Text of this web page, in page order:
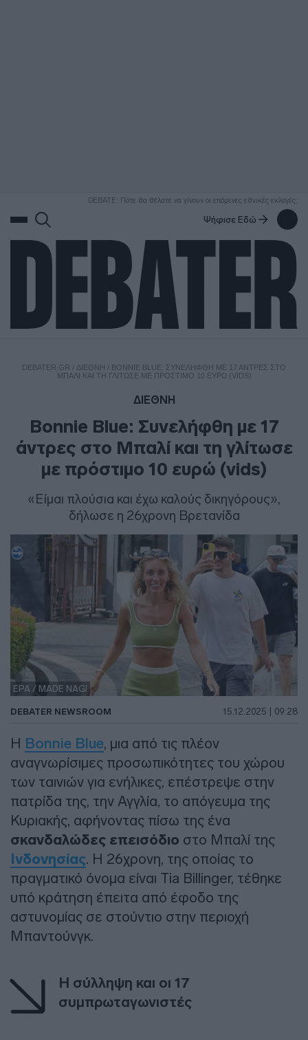
DEBATE: Πότε θα θέλατε να γίνουν οι επόμενες εθνικές εκλογές;
Ψήφισε Εδώ
DEBATER.GR / ΔΙΕΘΝΗ / BONNIE BLUE: ΣΥΝΕΛΉΦΘΗ ΜΕ 17 ΆΝΤΡΕΣ ΣΤΟ
ΜΠΑΛΊ ΚΑΙ ΤΗ ΓΛΊΤΩΣΕ ΜΕ ΠΡΌΣΤΙΜΟ 10 ΕΥΡΏ (VIDS)
ΔΙΕΘΝΗ
Bonnie Blue: Συνελήφθη με 17
άντρες στο Μπαλί και τη γλίτωσε
με πρόστιμο 10 ευρώ (vids)
«Είμαι πλούσια και έχω καλούς δικηγόρους»,
δήλωσε η 26χρονη Βρετανίδα
EPA / MADE NAGI
DEBATER NEWSROOM 15.12.2025 | 09:28
Η Bonnie Blue, μια από τις πλέον
αναγνωρίσιμες προσωπικότητες του χώρου
των ταινιών για ενήλικες, επέστρεψε στην
πατρίδα της, την Αγγλία, το απόγευμα της
Κυριακής, αφήνοντας πίσω της ένα
σκανδαλώδες επεισόδιο στο Μπαλί της
Ινδονησίας. Η 26χρονη, της οποίας το
πραγματικό όνομα είναι Tia Billinger, τέθηκε
υπό κράτηση έπειτα από έφοδο της
αστυνομίας σε στούντιο στην περιοχή
Μπαντούνγκ.
Η σύλληψη και οι 17
συμπρωταγωνιστές